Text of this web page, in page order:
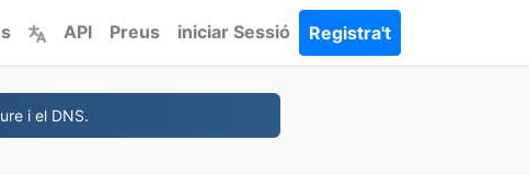
API Preus iniciar Sessió Registra't
i el DNS.